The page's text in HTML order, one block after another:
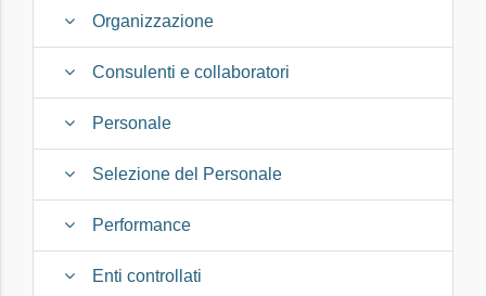
Organizzazione
Consulenti e collaboratori
Personale
Selezione del Personale
Performance
Enti controllati